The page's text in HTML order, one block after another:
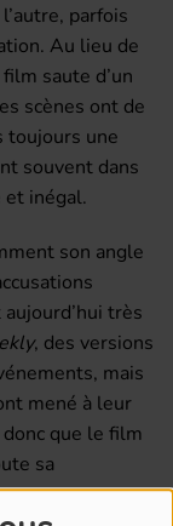
parfois
Au lieu de
saute d’un
scènes ont de
toujours une
souvent dans
et inégal.
son angle
très
, des versions
mais
mené à leur
que le film
sa